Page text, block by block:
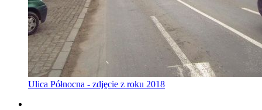
Ulica Północna - zdjęcie z roku 2018